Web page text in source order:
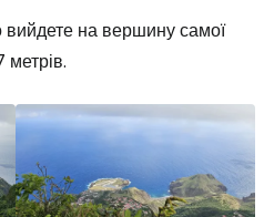
вийдете на вершину самої